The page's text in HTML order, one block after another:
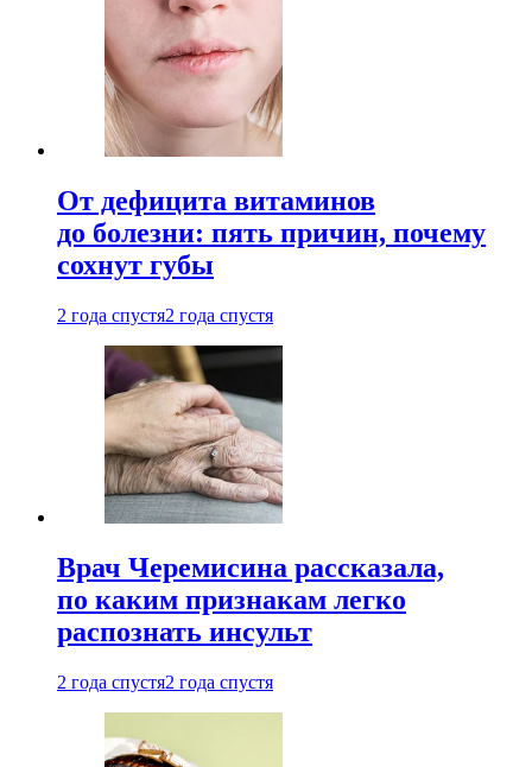
От дефицита витаминов
до болезни: пять причин, почему
сохнут губы
2 года спустя2 года спустя
Врач Черемисина рассказала,
по каким признакам легко
распознать инсульт
2 года спустя2 года спустя